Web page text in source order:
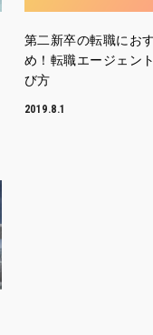
第二新卒の転職にお
め！転職エージェン
び方
2019.8.1